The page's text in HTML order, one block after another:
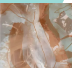
z
i
e
n
e
g
e
z
i
e
n
g
e
z
i
z
i
n
e
O
n
g
z